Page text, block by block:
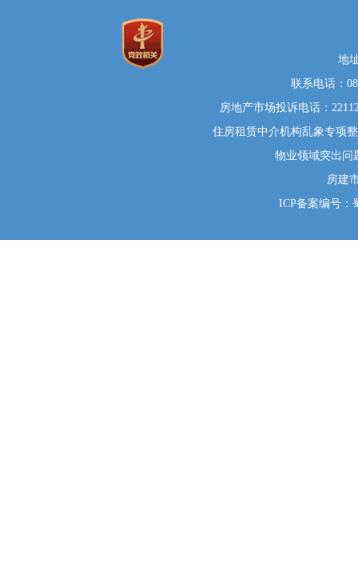
地
联系电话：
房地产市场投诉电话：
住房租赁中介机构乱象专项
物业领域突出问
房建
ICP备案编号：